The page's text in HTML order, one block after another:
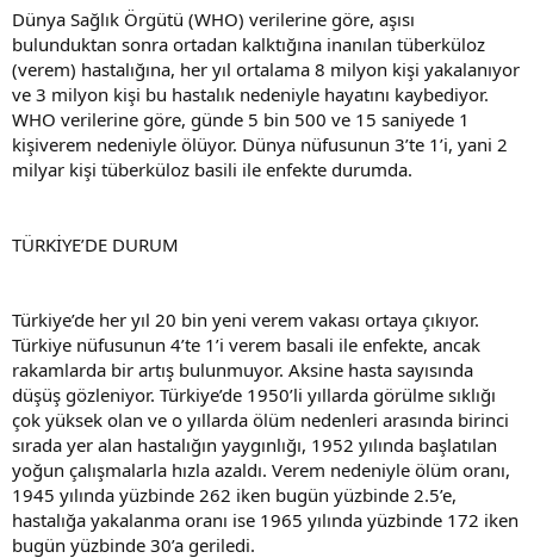
Dünya Sağlık Örgütü (WHO) verilerine göre, aşısı
bulunduktan sonra ortadan kalktığına inanılan tüberküloz
(verem) hastalığına, her yıl ortalama 8 milyon kişi yakalanıyor
ve 3 milyon kişi bu hastalık nedeniyle hayatını kaybediyor.
WHO verilerine göre, günde 5 bin 500 ve 15 saniyede 1
kişiverem nedeniyle ölüyor. Dünya nüfusunun 3’te 1’i, yani 2
milyar kişi tüberküloz basili ile enfekte durumda.
TÜRKİYE’DE DURUM
Türkiye’de her yıl 20 bin yeni verem vakası ortaya çıkıyor.
Türkiye nüfusunun 4’te 1’i verem basali ile enfekte, ancak
rakamlarda bir artış bulunmuyor. Aksine hasta sayısında
düşüş gözleniyor. Türkiye’de 1950’li yıllarda görülme sıklığı
çok yüksek olan ve o yıllarda ölüm nedenleri arasında birinci
sırada yer alan hastalığın yaygınlığı, 1952 yılında başlatılan
yoğun çalışmalarla hızla azaldı. Verem nedeniyle ölüm oranı,
1945 yılında yüzbinde 262 iken bugün yüzbinde 2.5’e,
hastalığa yakalanma oranı ise 1965 yılında yüzbinde 172 iken
bugün yüzbinde 30’a geriledi.